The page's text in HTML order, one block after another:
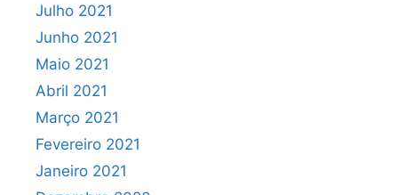
Julho 2021
Junho 2021
Maio 2021
Abril 2021
Março 2021
Fevereiro 2021
Janeiro 2021